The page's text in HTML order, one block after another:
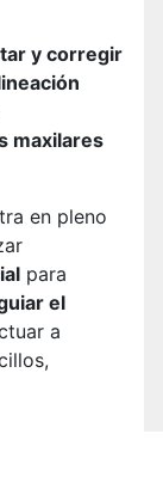
y corregir
maxilares
en pleno
para
el
a